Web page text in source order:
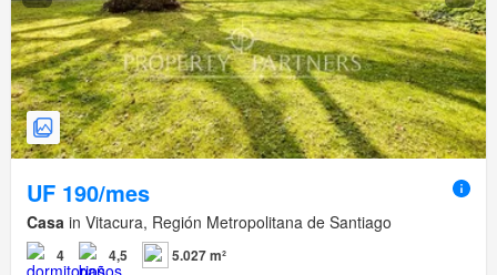
UF 190/mes
Casa in Vitacura, Región Metropolitana de Santiago
4 4,5 5.027 m²